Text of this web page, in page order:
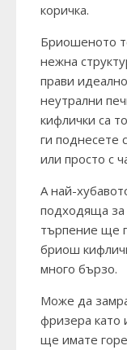
коричка.
Бриошеното
нежна
прави
неутрални
кифлички са
ги поднесете
или просто с
А най-
подходяща за
търпение ще
бриош
много бързо.
Може да
фризера като
ще имате